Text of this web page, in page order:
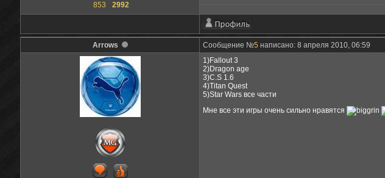
853 2992
Arrows Сообщение №5 написано: 8 апреля 2010, 06:59
1)Fallout 3
2)Dragon age
3)C.S 1.6
4)Titan Quest
5)Star Wars все части
Мне все эти игры очень сильно нравятся